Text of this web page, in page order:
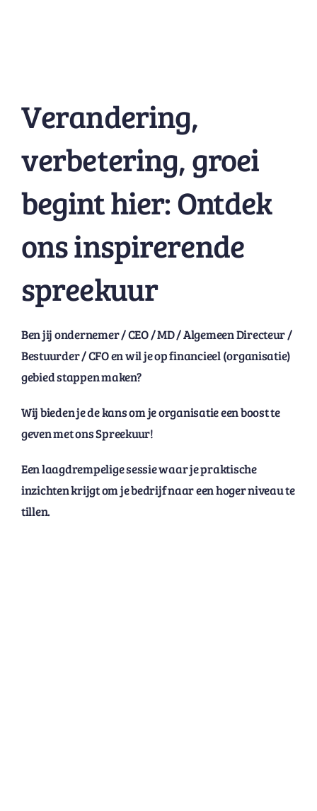
Verandering,
verbetering, groei
begint hier: Ontdek
ons inspirerende
spreekuur
Ben jij ondernemer / CEO / MD / Algemeen Directeur /
Bestuurder / CFO en wil je op financieel (organisatie)
gebied stappen maken?
Wij bieden je de kans om je organisatie een boost te
geven met ons Spreekuur!
Een laagdrempelige sessie waar je praktische
inzichten krijgt om je bedrijf naar een hoger niveau te
tillen.